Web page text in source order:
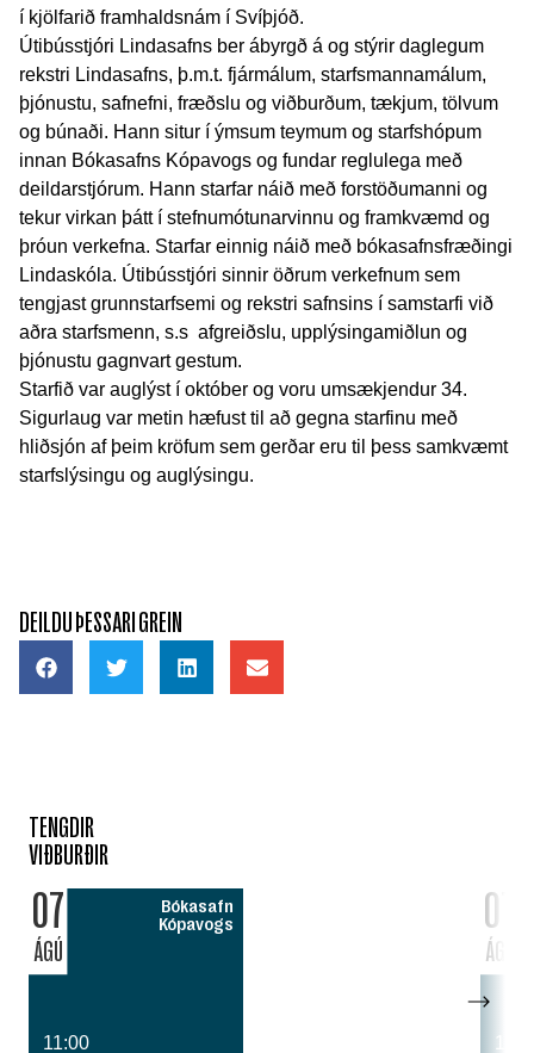
í kjölfarið framhaldsnám í Svíþjóð.
Útibússtjóri Lindasafns ber ábyrgð á og stýrir daglegum
rekstri Lindasafns, þ.m.t. fjármálum, starfsmannamálum,
þjónustu, safnefni, fræðslu og viðburðum, tækjum, tölvum
og búnaði. Hann situr í ýmsum teymum og starfshópum
innan Bókasafns Kópavogs og fundar reglulega með
deildarstjórum. Hann starfar náið með forstöðumanni og
tekur virkan þátt í stefnumótunarvinnu og framkvæmd og
þróun verkefna. Starfar einnig náið með bókasafnsfræðingi
Lindaskóla. Útibússtjóri sinnir öðrum verkefnum sem
tengjast grunnstarfsemi og rekstri safnsins í samstarfi við
aðra starfsmenn, s.s afgreiðslu, upplýsingamiðlun og
þjónustu gagnvart gestum.
Starfið var auglýst í október og voru umsækjendur 34.
Sigurlaug var metin hæfust til að gegna starfinu með
hliðsjón af þeim kröfum sem gerðar eru til þess samkvæmt
starfslýsingu og auglýsingu.
DEILDU ÞESSARI GREIN
TENGDIR
VIÐBURÐIR
07
ÁGÚ
Bókasafn
Kópavogs
11:00
07
ÁGÚ